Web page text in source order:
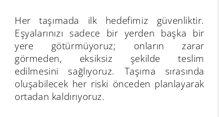
Her taşımada ilk hedefimiz güvenliktir.
Eşyalarınızı sadece bir yerden başka bir
yere götürmüyoruz; onların zarar
görmeden, eksiksiz şekilde teslim
edilmesini sağlıyoruz. Taşıma sırasında
oluşabilecek her riski önceden planlayarak
ortadan kaldırıyoruz.